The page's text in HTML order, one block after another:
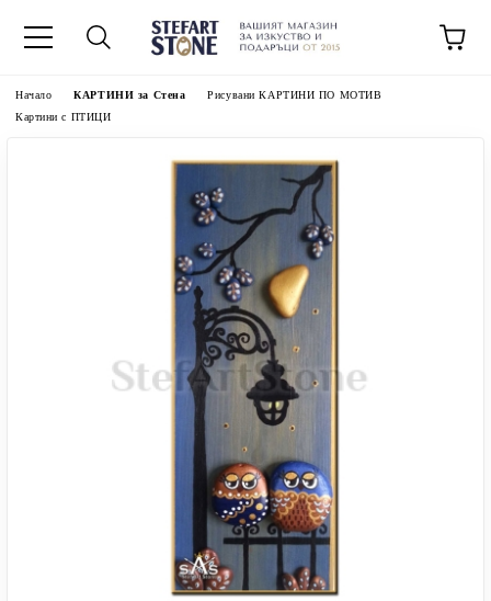
Начало КАРТИНИ за Стена
Рисувани КАРТИНИ ПО МОТИВ
Картини с ПТИЦИ